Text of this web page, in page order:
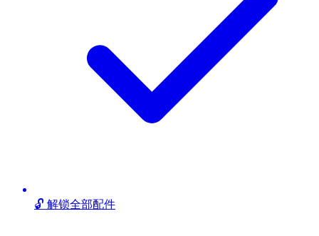
🔓 解锁全部配件